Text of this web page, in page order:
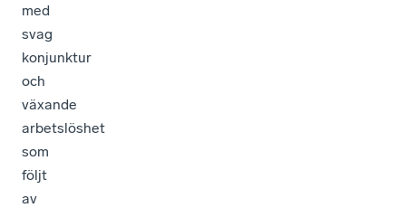
med
svag
konjunktur
och
växande
arbetslöshet
som
följt
av